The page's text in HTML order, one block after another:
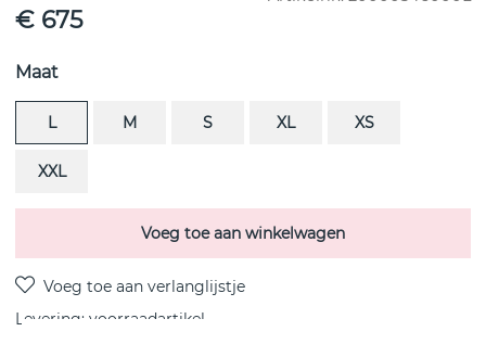
€ 675
Maat
L M S XL XS
XXL
Voeg toe aan winkelwagen
Levering: voorraadartikel